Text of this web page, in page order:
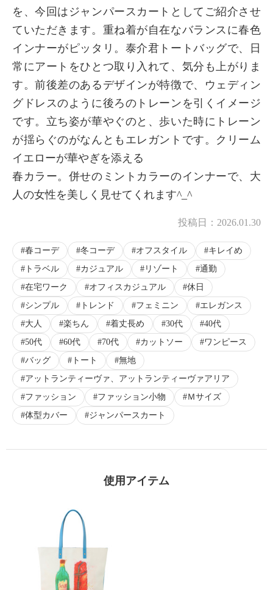
× 商品紹介
を、今回はジャンパースカートとしてご紹介させ
ていただきます。重ね着が自在なバランスに春色
インナーがピッタリ。泰介君トートバッグで、日
常にアートをひとつ取り入れて、気分も上がりま
す。前後差のあるデザインが特徴で、ウェディン
グドレスのように後ろのトレーンを引くイメージ
です。立ち姿が華やぐのと、歩いた時にトレーン
が揺らぐのがなんともエレガントです。クリーム
イエローが華やぎを添える
春カラー。併せのミントカラーのインナーで、大
人の女性を美しく見せてくれます^_^
投稿日： 2026.01.30
春コーデ 冬コーデ オフスタイル
キレイめ
トラベル
カジュアル リゾート
通勤
在宅ワーク
オフィスカジュアル
休日
シンプル
トレンド フェミニン
エレガンス
大人
楽ちん 着丈長め 30代
40代
50代
60代 70代 カットソー
ワンピース
バッグ
トート
無地
アットランティーヴァ、アットランティーヴァアリア
ファッション
ファッション小物
Ｍサイズ
体型カバー
ジャンパースカート
使用アイテム